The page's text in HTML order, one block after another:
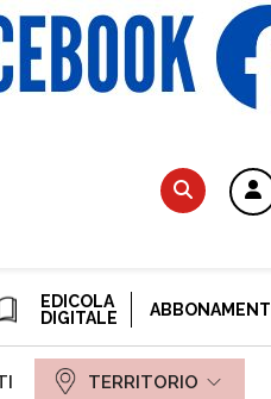
EDICOLA
DIGITALE
ABBONAMENTI
TERRITORIO